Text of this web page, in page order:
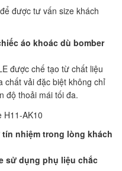
được tư vấn size khách
áo khoác dù bomber
được chế tạo từ chất liệu
chất vải đặc biệt không chỉ
độ thoải mái tối đa.
nhiệm trong lòng khách
sử dụng phụ liệu chắc